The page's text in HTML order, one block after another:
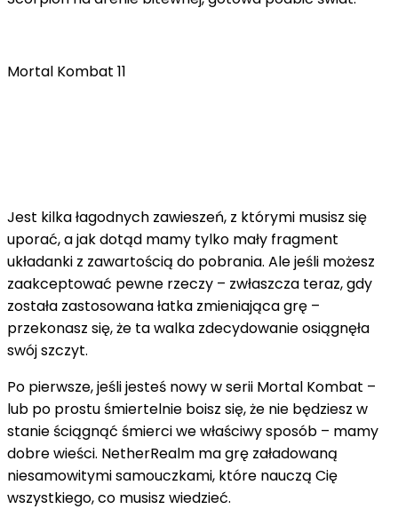
Mortal Kombat 11
Jest kilka łagodnych zawieszeń, z którymi musisz się
uporać, a jak dotąd mamy tylko mały fragment
układanki z zawartością do pobrania. Ale jeśli możesz
zaakceptować pewne rzeczy – zwłaszcza teraz, gdy
została zastosowana łatka zmieniająca grę –
przekonasz się, że ta walka zdecydowanie osiągnęła
swój szczyt.
Po pierwsze, jeśli jesteś nowy w serii Mortal Kombat –
lub po prostu śmiertelnie boisz się, że nie będziesz w
stanie ściągnąć śmierci we właściwy sposób – mamy
dobre wieści. NetherRealm ma grę załadowaną
niesamowitymi samouczkami, które nauczą Cię
wszystkiego, co musisz wiedzieć.